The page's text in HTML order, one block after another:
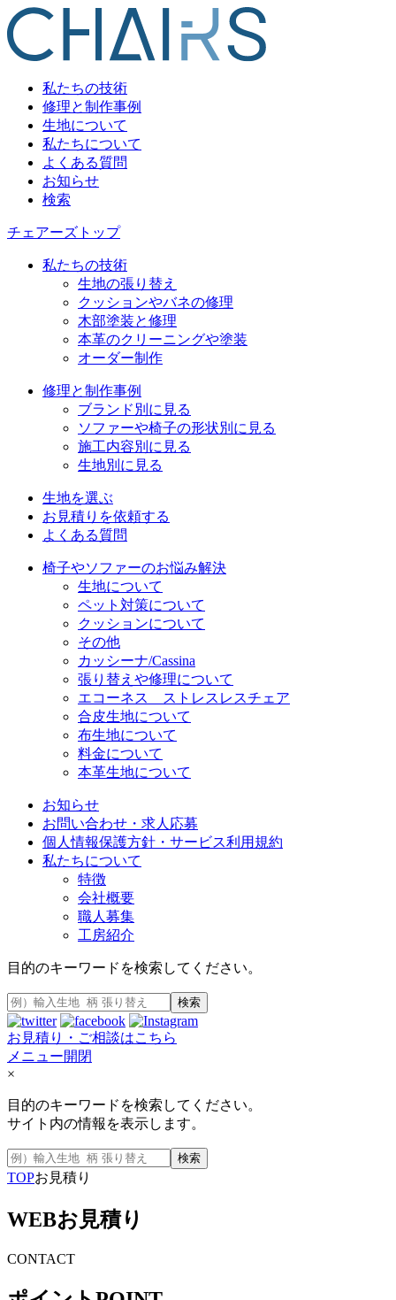
私たちの技術
修理と制作事例
生地について
私たちについて
よくある質問
お知らせ
検索
チェアーズトップ
私たちの技術
生地の張り替え
クッションやバネの修理
木部塗装と修理
本革のクリーニングや塗装
オーダー制作
修理と制作事例
ブランド別に見る
ソファーや椅子の形状別に見る
施工内容別に見る
生地別に見る
生地を選ぶ
お見積りを依頼する
よくある質問
椅子やソファーのお悩み解決
生地について
ペット対策について
クッションについて
その他
カッシーナ/Cassina
張り替えや修理について
エコーネス ストレスレスチェア
合皮生地について
布生地について
料金について
本革生地について
お知らせ
お問い合わせ・求人応募
個人情報保護方針・サービス利用規約
私たちについて
特徴
会社概要
職人募集
工房紹介
目的のキーワードを検索してください。
検索
お見積り・ご相談はこちら
メニュー開閉
×
目的のキーワードを検索してください。
サイト内の情報を表示します。
検索
TOPお見積り
WEBお見積り
CONTACT